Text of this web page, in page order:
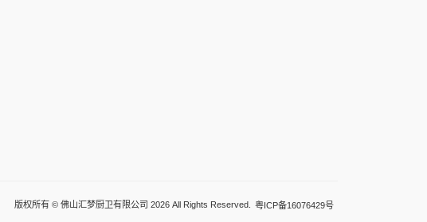
版权所有 © 佛山汇梦厨卫有限公司 2026 All Rights Reserved. 粤ICP备16076429号